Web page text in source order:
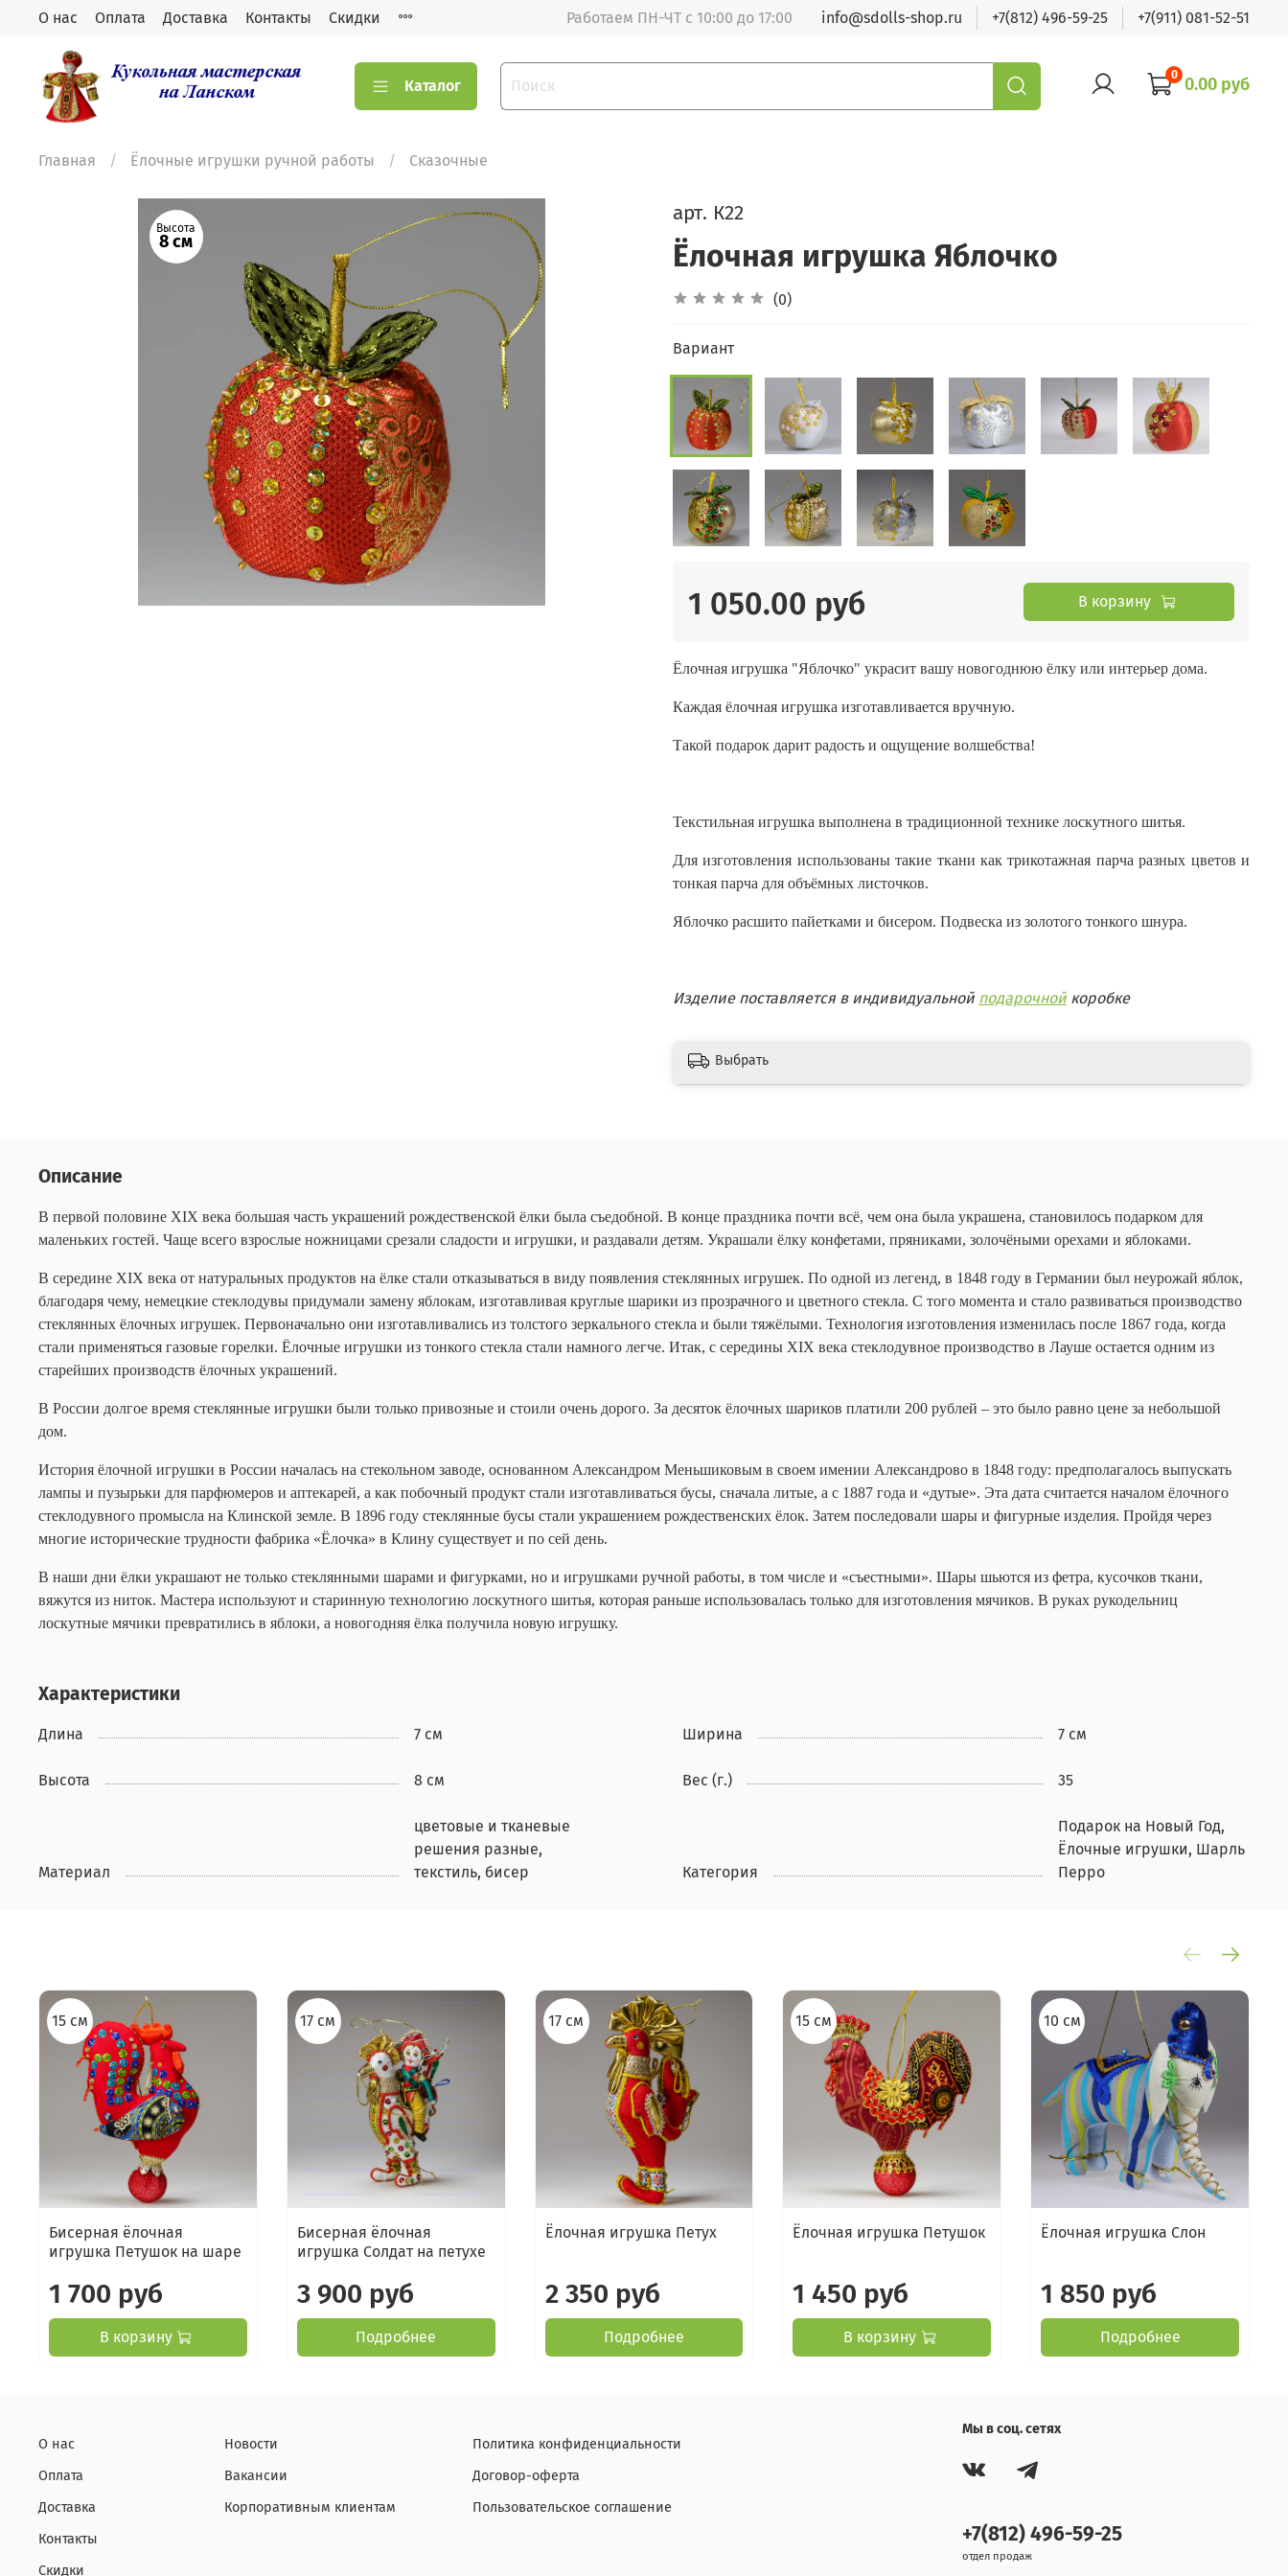
О нас Оплата Доставка Контакты Скидки Работаем ПН-ЧТ с 10:00 до 17:00 info@sdolls-shop.ru +7(812) 496-59-25 +7(911) 081-52-51
Каталог
0 0.00 руб
Главная Ёлочные игрушки ручной работы Сказочные
Высота
8 см
арт. К22
Ёлочная игрушка Яблочко
(0)
Вариант
1 050.00 руб В корзину
Ёлочная игрушка "Яблочко" украсит вашу новогоднюю ёлку или интерьер дома.
Каждая ёлочная игрушка изготавливается вручную.
Такой подарок дарит радость и ощущение волшебства!
Текстильная игрушка выполнена в традиционной технике лоскутного шитья.
Для изготовления использованы такие ткани как трикотажная парча разных цветов и
тонкая парча для объёмных листочков.
Яблочко расшито пайетками и бисером. Подвеска из золотого тонкого шнура.
Изделие поставляется в индивидуальной подарочной коробке
Выбрать
Описание
В первой половине XIX века большая часть украшений рождественской ёлки была съедобной. В конце праздника почти всё, чем она была украшена, становилось подарком для
маленьких гостей. Чаще всего взрослые ножницами срезали сладости и игрушки, и раздавали детям. Украшали ёлку конфетами, пряниками, золочёными орехами и яблоками.
В середине XIX века от натуральных продуктов на ёлке стали отказываться в виду появления стеклянных игрушек. По одной из легенд, в 1848 году в Германии был неурожай яблок,
благодаря чему, немецкие стеклодувы придумали замену яблокам, изготавливая круглые шарики из прозрачного и цветного стекла. С того момента и стало развиваться производство
стеклянных ёлочных игрушек. Первоначально они изготавливались из толстого зеркального стекла и были тяжёлыми. Технология изготовления изменилась после 1867 года, когда
стали применяться газовые горелки. Ёлочные игрушки из тонкого стекла стали намного легче. Итак, с середины XIX века стеклодувное производство в Лауше остается одним из
старейших производств ёлочных украшений.
В России долгое время стеклянные игрушки были только привозные и стоили очень дорого. За десяток ёлочных шариков платили 200 рублей – это было равно цене за небольшой
дом.
История ёлочной игрушки в России началась на стекольном заводе, основанном Александром Меньшиковым в своем имении Александрово в 1848 году: предполагалось выпускать
лампы и пузырьки для парфюмеров и аптекарей, а как побочный продукт стали изготавливаться бусы, сначала литые, а с 1887 года и «дутые». Эта дата считается началом ёлочного
стеклодувного промысла на Клинской земле. В 1896 году стеклянные бусы стали украшением рождественских ёлок. Затем последовали шары и фигурные изделия. Пройдя через
многие исторические трудности фабрика «Ёлочка» в Клину существует и по сей день.
В наши дни ёлки украшают не только стеклянными шарами и фигурками, но и игрушками ручной работы, в том числе и «съестными». Шары шьются из фетра, кусочков ткани,
вяжутся из ниток. Мастера используют и старинную технологию лоскутного шитья, которая раньше использовалась только для изготовления мячиков. В руках рукодельниц
лоскутные мячики превратились в яблоки, а новогодняя ёлка получила новую игрушку.
Характеристики
Длина 7 см Ширина 7 см
Высота 8 см Вес (г.) 35
Материал
цветовые и тканевые
решения разные,
текстиль, бисер
Категория
Подарок на Новый Год,
Ёлочные игрушки, Шарль
Перро
15 см
Бисерная ёлочная
игрушка Петушок на шаре
1 700 руб
В корзину
17 см
Бисерная ёлочная
игрушка Солдат на петухе
3 900 руб
Подробнее
17 см
Ёлочная игрушка Петух
2 350 руб
Подробнее
15 см
Ёлочная игрушка Петушок
1 450 руб
В корзину
10 см
Ёлочная игрушка Слон
1 850 руб
Подробнее
О нас
Оплата
Доставка
Контакты
Скидки
Новости
Вакансии
Корпоративным клиентам
Политика конфиденциальности
Договор-оферта
Пользовательское соглашение
Мы в соц. сетях
+7(812) 496-59-25
отдел продаж